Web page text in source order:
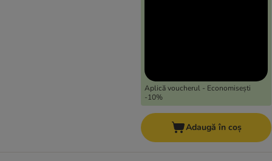
Aplică voucherul - Economisești
-10%
Adaugă în coș